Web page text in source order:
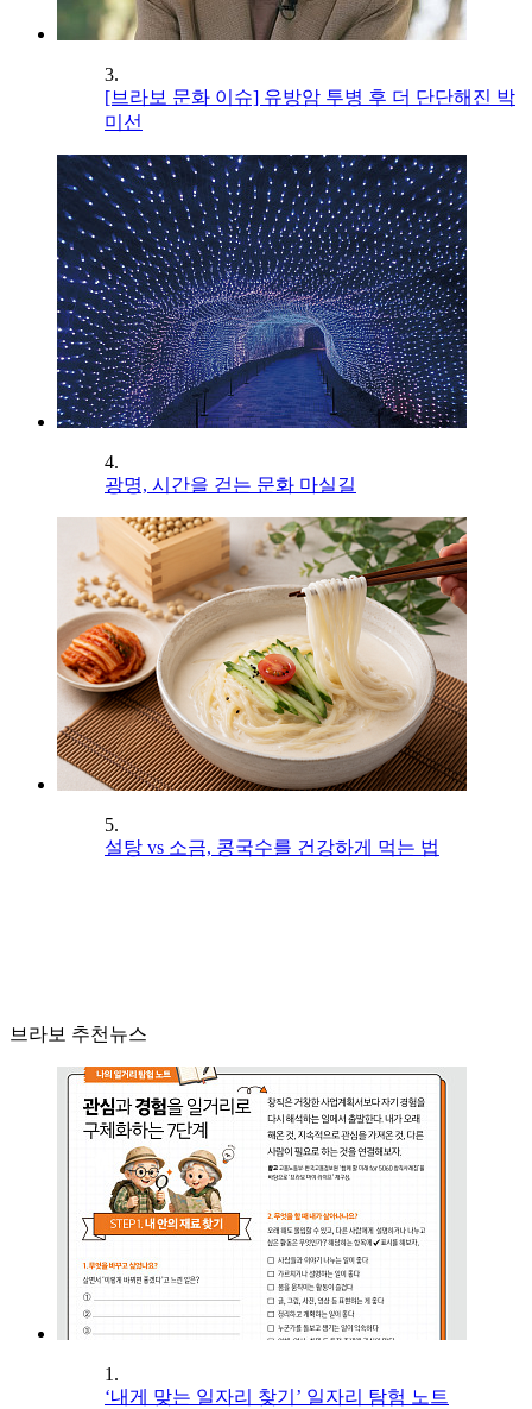
3.
[브라보 문화 이슈] 유방암 투병 후 더 단단해진 박
미선
4.
광명, 시간을 걷는 문화 마실길
5.
설탕 vs 소금, 콩국수를 건강하게 먹는 법
브라보 추천뉴스
1.
‘내게 맞는 일자리 찾기’ 일자리 탐험 노트